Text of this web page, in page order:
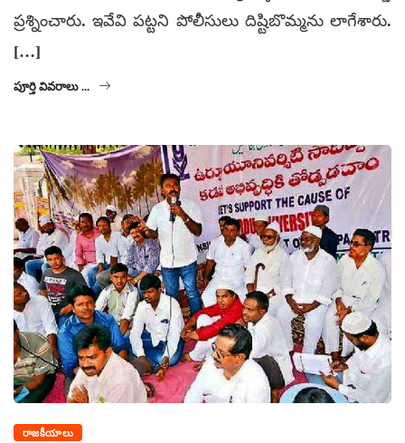
ప్రశ్నించారు. ఇవేవి పట్టని పోలీసులు దిష్టిబొమ్మను లాగేశారు.
[…]
పూర్తి వివరాలు ...
రాజకీయాలు